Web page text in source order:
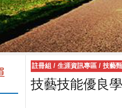
註冊組 / 生涯資訊專區 / 技藝
技藝技能優良